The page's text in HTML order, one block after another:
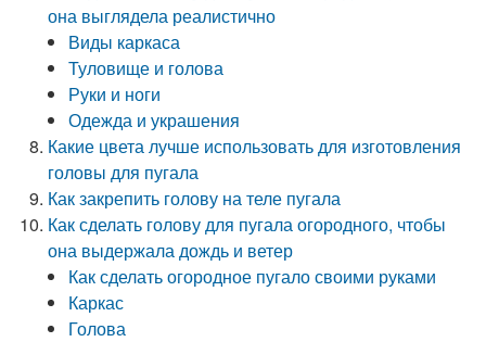
она выглядела реалистично
Виды каркаса
Туловище и голова
Руки и ноги
Одежда и украшения
Какие цвета лучше использовать для изготовления
головы для пугала
Как закрепить голову на теле пугала
Как сделать голову для пугала огородного, чтобы
она выдержала дождь и ветер
Как сделать огородное пугало своими руками
Каркас
Голова